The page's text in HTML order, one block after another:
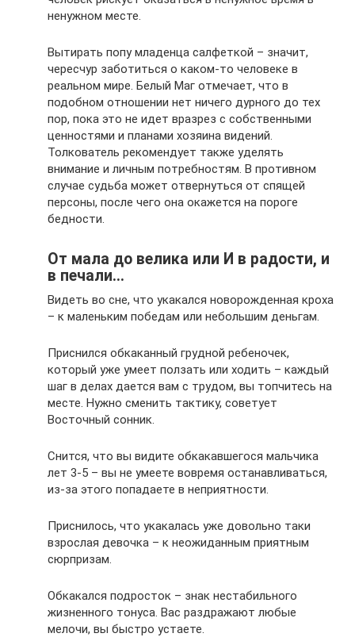
ненужном месте.
Вытирать попу младенца салфеткой – значит,
чересчур заботиться о каком-то человеке в
реальном мире. Белый Маг отмечает, что в
подобном отношении нет ничего дурного до тех
пор, пока это не идет вразрез с собственными
ценностями и планами хозяина видений.
Толкователь рекомендует также уделять
внимание и личным потребностям. В противном
случае судьба может отвернуться от спящей
персоны, после чего она окажется на пороге
бедности.
От мала до велика или И в радости, и
в печали…
Видеть во сне, что укакался новорожденная кроха
– к маленьким победам или небольшим деньгам.
Приснился обкаканный грудной ребеночек,
который уже умеет ползать или ходить – каждый
шаг в делах дается вам с трудом, вы топчитесь на
месте. Нужно сменить тактику, советует
Восточный сонник.
Снится, что вы видите обкакавшегося мальчика
лет 3-5 – вы не умеете вовремя останавливаться,
из-за этого попадаете в неприятности.
Приснилось, что укакалась уже довольно таки
взрослая девочка – к неожиданным приятным
сюрпризам.
Обкакался подросток – знак нестабильного
жизненного тонуса. Вас раздражают любые
мелочи, вы быстро устаете.